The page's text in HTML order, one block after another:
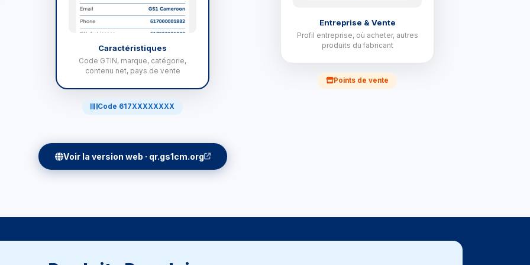
Caractéristiques
Code GTIN, marque, catégorie,
contenu net, pays de vente
Code 617XXXXXXXX
Entreprise & Vente
Profil entreprise, où acheter, autres
produits du fabricant
Points de vente
Voir la version web · qr.gs1cm.org